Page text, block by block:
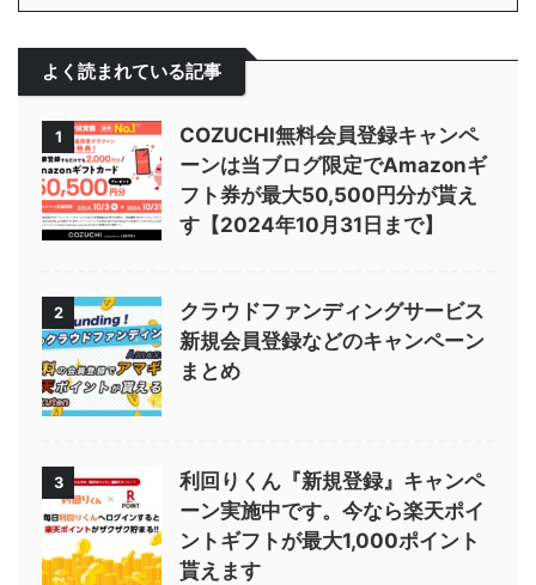
よく読まれている記事
1
COZUCHI無料会員登録キャンペ
ーンは当ブログ限定でAmazonギ
フト券が最大50,500円分が貰え
す【2024年10月31日まで】
2
クラウドファンディングサービス
新規会員登録などのキャンペーン
まとめ
3
利回りくん『新規登録』キャンペ
ーン実施中です。今なら楽天ポイ
ントギフトが最大1,000ポイント
貰えます